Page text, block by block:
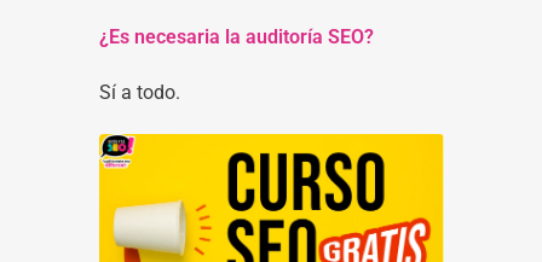
¿Es necesaria la auditoría SEO?
Sí a todo.